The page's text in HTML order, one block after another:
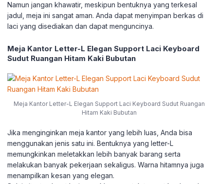
Namun jangan khawatir, meskipun bentuknya yang terkesal
jadul, meja ini sangat aman. Anda dapat menyimpan berkas di
laci yang disediakan dan dapat menguncinya.
Meja Kantor Letter-L Elegan Support Laci Keyboard
Sudut Ruangan Hitam Kaki Bubutan
Meja Kantor Letter-L Elegan Support Laci Keyboard Sudut Ruangan
Hitam Kaki Bubutan
Jika menginginkan meja kantor yang lebih luas, Anda bisa
menggunakan jenis satu ini. Bentuknya yang letter-L
memungkinkan meletakkan lebih banyak barang serta
melakukan banyak pekerjaan sekaligus. Warna hitamnya juga
menampilkan kesan yang elegan.